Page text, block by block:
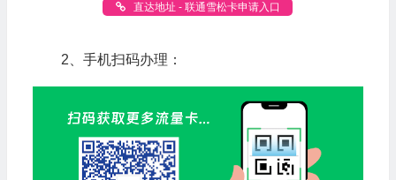
直达地址 - 联通雪松卡申请入口
2、手机扫码办理：